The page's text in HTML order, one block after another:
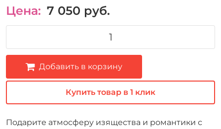
Цена: 7 050 руб.
Добавить в корзину
Купить товар в 1 клик
Подарите атмосферу изящества и романтики с